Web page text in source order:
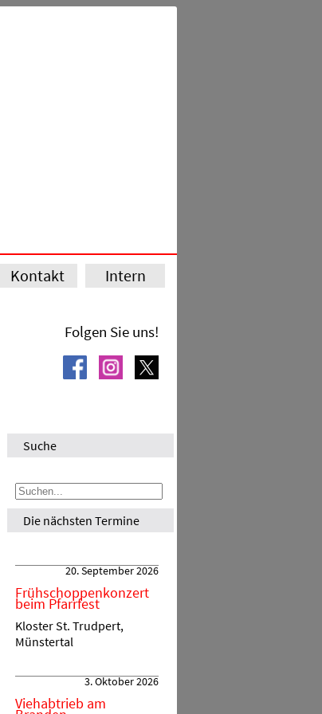
Kontakt Intern
Folgen Sie uns!
Suche
Die nächsten Termine
20. September 2026
Frühschoppenkonzert
beim Pfarrfest
Kloster St. Trudpert,
Münstertal
3. Oktober 2026
Viehabtrieb am